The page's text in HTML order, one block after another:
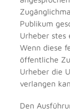
Publikum
Urheber stes
Wenn diese
öffentliche
Urheber die
verlangen
Den